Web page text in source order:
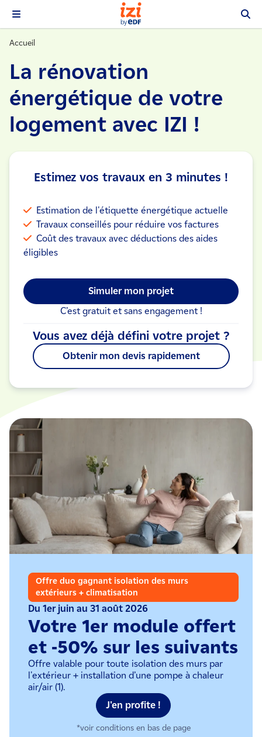
Accueil
La rénovation
énergétique de votre
logement avec IZI !
Estimez vos travaux en 3 minutes !
Estimation de l'étiquette énergétique actuelle
Travaux conseillés pour réduire vos factures
Coût des travaux avec déductions des aides
éligibles
Simuler mon projet
C’est gratuit et sans engagement !
Vous avez déjà défini votre projet ?
Obtenir mon devis rapidement
Offre duo gagnant isolation des murs
extérieurs + climatisation
Du 1er juin au 31 août 2026
Votre 1er module offert
et -50% sur les suivants
Offre valable pour toute isolation des murs par
l'extérieur + installation d’une pompe à chaleur
air/air (1).
J'en profite !
*voir conditions en bas de page